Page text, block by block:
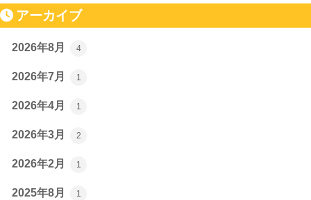
アーカイブ
2026年8月 4
2026年7月 1
2026年4月 1
2026年3月 2
2026年2月 1
2025年8月 1